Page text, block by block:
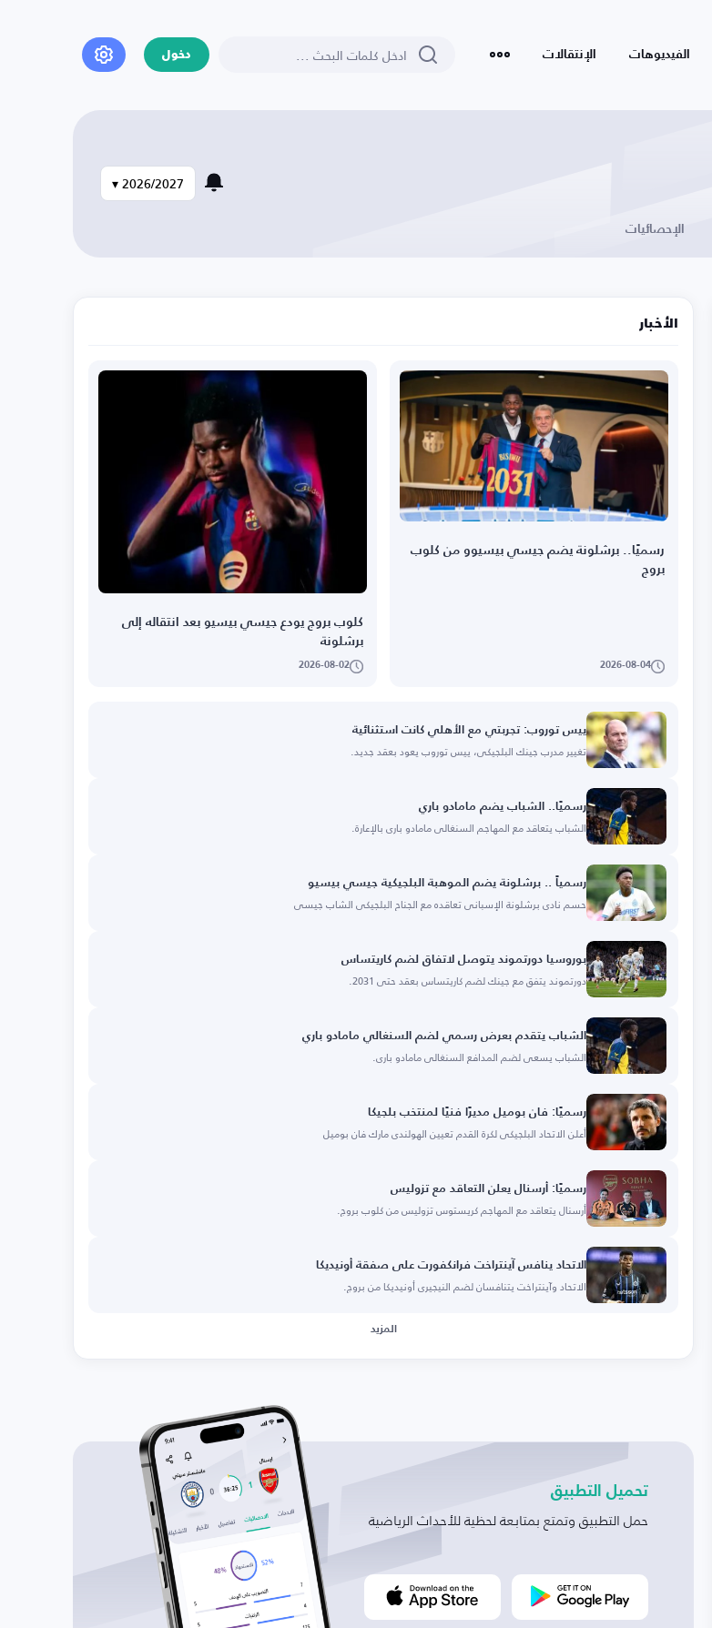
الفيديوهات الإنتقالات دخول
الإحصائيات
2026/2027 ▾
الأخبار
رسميًا.. برشلونة يضم جيسي بيسيوو من كلوب
بروج
2026-08-04
كلوب بروج يودع جيسي بيسيو بعد انتقاله إلى
برشلونة
2026-08-02
ييس توروب: تجربتي مع الأهلي كانت استثنائية
تغيير مدرب جينك البلجيكي، ييس توروب يعود بعقد جديد.
رسميًا.. الشباب يضم مامادو باري
الشباب يتعاقد مع المهاجم السنغالي مامادو باري بالإعارة.
رسمياً .. برشلونة يضم الموهبة البلجيكية جيسي بيسيو
حسم نادي برشلونة الإسباني تعاقده مع الجناح البلجيكي الشاب جيسي
بوروسيا دورتموند يتوصل لاتفاق لضم كاريتساس
دورتموند يتفق مع جينك لضم كاريتساس بعقد حتى 2031.
الشباب يتقدم بعرض رسمي لضم السنغالي مامادو باري
الشباب يسعى لضم المدافع السنغالي مامادو باري.
رسميًا: فان بوميل مديرًا فنيًا لمنتخب بلجيكا
أعلن الاتحاد البلجيكي لكرة القدم تعيين الهولندي مارك فان بوميل
رسميًا: أرسنال يعلن التعاقد مع تزوليس
أرسنال يتعاقد مع المهاجم كريستوس تزوليس من كلوب بروج.
الاتحاد ينافس آينتراخت فرانكفورت على صفقة أونيديكا
الاتحاد وآينتراخت يتنافسان لضم النيجيري أونيديكا من بروج.
المزيد
تحميل التطبيق
حمل التطبيق وتمتع بمتابعة لحظية للأحداث الرياضية